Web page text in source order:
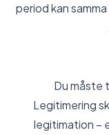
period kan
Du måste
Legitimering
legitimation –